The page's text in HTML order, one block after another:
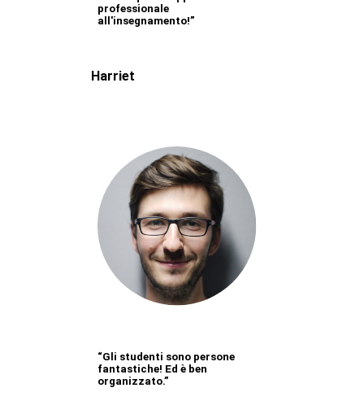
professionale
all'insegnamento!”
Harriet
“Gli studenti sono persone
fantastiche! Ed è ben
organizzato.”